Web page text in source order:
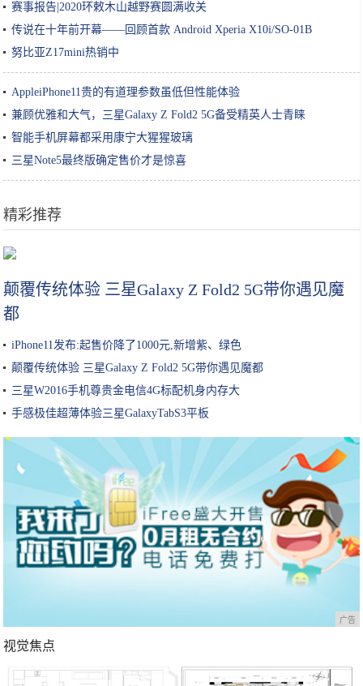
赛事报告|2020环敕木山越野赛圆满收关
传说在十年前开幕——回顾首款 Android Xperia X10i/SO-01B
努比亚Z17mini热销中
AppleiPhone11贵的有道理参数虽低但性能体验
兼顾优雅和大气，三星Galaxy Z Fold2 5G备受精英人士青睐
智能手机屏幕都采用康宁大猩猩玻璃
三星Note5最终版确定售价才是惊喜
精彩推荐
颠覆传统体验 三星Galaxy Z Fold2 5G带你遇见魔
都
iPhone11发布:起售价降了1000元,新增紫、绿色
颠覆传统体验 三星Galaxy Z Fold2 5G带你遇见魔都
三星W2016手机尊贵金电信4G标配机身内存大
手感极佳超薄体验三星GalaxyTabS3平板
广告
视觉焦点